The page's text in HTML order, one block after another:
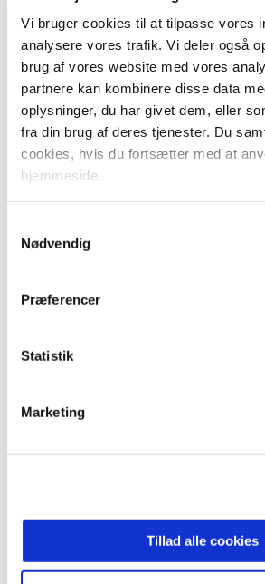
Vi bruger cookies til at tilpasse vores
analysere vores trafik. Vi deler også
brug af vores website med vores
partnere kan kombinere disse data
oplysninger, du har givet dem, eller
fra din brug af deres tjenester. Du
cookies, hvis du fortsætter med at
hjemmeside.
Nødvendig
Præferencer
Statistik
Marketing
Tillad alle cookies
(Socialdemokratiet), Venstre, Dansk
Folkeparti, Radikale Venstre,
konservative Folkeparti, Nye
Alternativet og Kristendemokraterne
2035.
28. jun. 2021Politiske aftaler
kollektiv trafik for perioden
Aftale mellem regeringen